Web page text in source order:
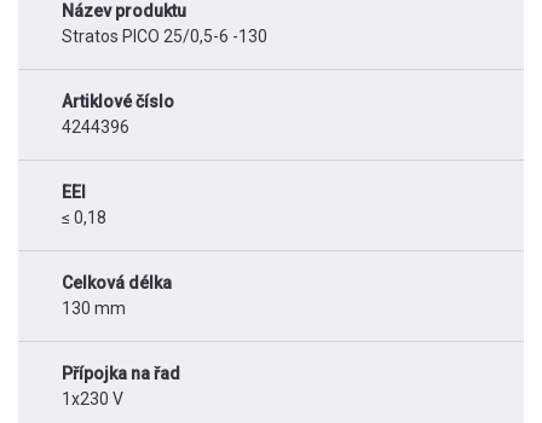
Název produktu
Stratos PICO 25/0,5-6 -130
Artiklové číslo
4244396
EEI
≤ 0,18
Celková délka
130 mm
Přípojka na řad
1x230 V